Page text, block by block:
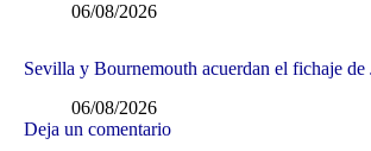
06/08/2026
Sevilla y Bournemouth acuerdan el fichaje de
06/08/2026
Deja un comentario